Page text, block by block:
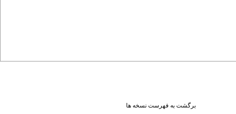
برگشت به فهرست نسخه ها